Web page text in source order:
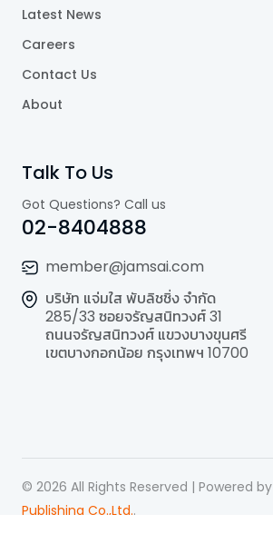
Latest News
Careers
Contact Us
About
Talk To Us
Got Questions? Call us
02-8404888
member@jamsai.com
บริษัท แจ่มใส พับลิชชิ่ง จำกัด
285/33 ซอยจรัญสนิทวงศ์ 31
ถนนจรัญสนิทวงศ์ แขวงบางขุนศรี
เขตบางกอกน้อย กรุงเทพฯ 10700
© 2026 All Rights Reserved | Powered by
Publishing Co.,Ltd..